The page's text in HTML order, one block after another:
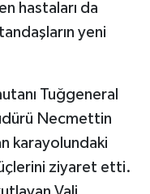
hastaları da
yeni
Tuğgeneral
Necmettin
karayolundaki
ziyaret etti.